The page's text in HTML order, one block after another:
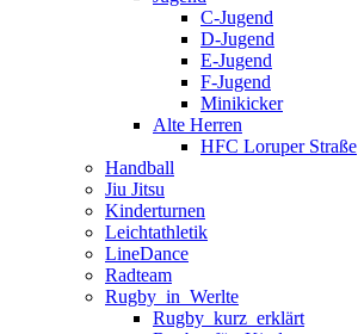
C-Jugend
D-Jugend
E-Jugend
F-Jugend
Minikicker
Alte Herren
HFC Loruper Straße
Handball
Jiu Jitsu
Kinderturnen
Leichtathletik
LineDance
Radteam
Rugby_in_Werlte
Rugby_kurz_erklärt